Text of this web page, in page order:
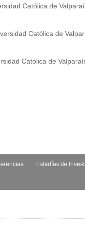
Católica de
Católica de
Católica de
Estadías de